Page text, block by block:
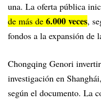
una. La oferta pública
de más de 6.000 veces,
fondos a la expansión de
Chongqing Genori
investigación en
según el documento. La